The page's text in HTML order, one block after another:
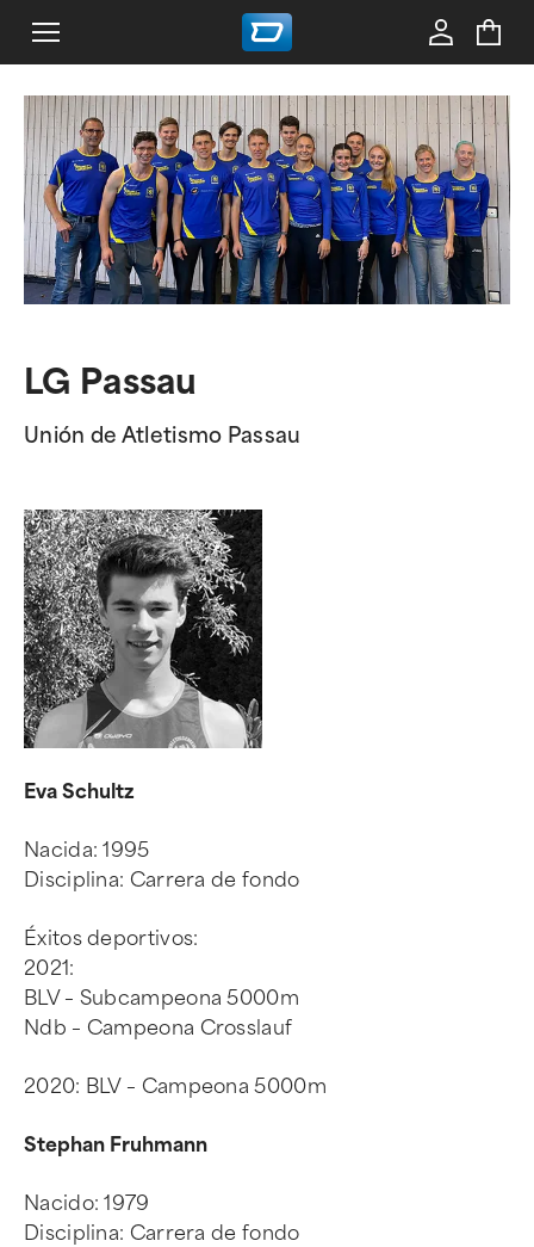
LG Passau
Unión de Atletismo Passau
Eva Schultz
Nacida: 1995
Disciplina: Carrera de fondo
Éxitos deportivos:
2021:
BLV – Subcampeona 5000m
Ndb – Campeona Crosslauf
2020: BLV – Campeona 5000m
Stephan Fruhmann
Nacido: 1979
Disciplina: Carrera de fondo